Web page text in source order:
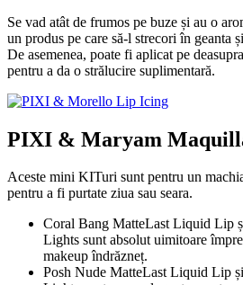
Se vad atât de frumos pe buze și au o
un produs pe care să-l strecori în geanta
De asemenea, poate fi aplicat pe
pentru a da o strălucire suplimentară.
PIXI & Maryam
Aceste mini KITuri sunt pentru un
pentru a fi purtate ziua sau seara.
Coral Bang MatteLast Liquid Lip
Lights sunt absolut uimitoare
makeup îndrăzneț.
Posh Nude MatteLast Liquid Lip